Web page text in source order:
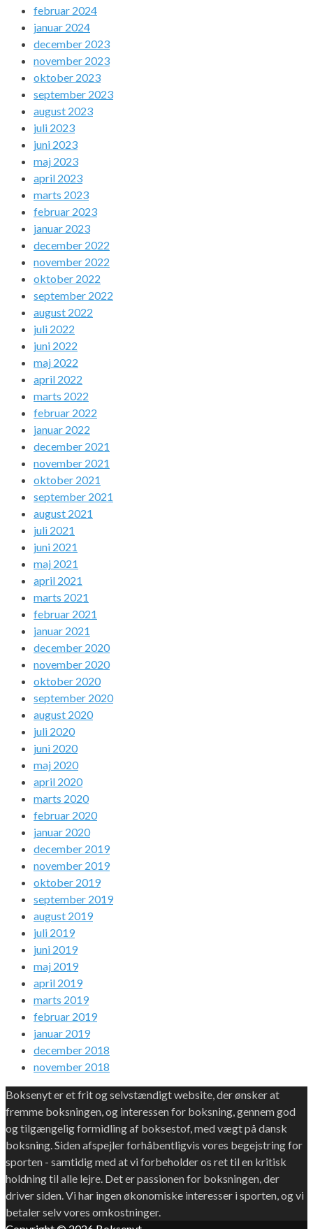
februar 2024
januar 2024
december 2023
november 2023
oktober 2023
september 2023
august 2023
juli 2023
juni 2023
maj 2023
april 2023
marts 2023
februar 2023
januar 2023
december 2022
november 2022
oktober 2022
september 2022
august 2022
juli 2022
juni 2022
maj 2022
april 2022
marts 2022
februar 2022
januar 2022
december 2021
november 2021
oktober 2021
september 2021
august 2021
juli 2021
juni 2021
maj 2021
april 2021
marts 2021
februar 2021
januar 2021
december 2020
november 2020
oktober 2020
september 2020
august 2020
juli 2020
juni 2020
maj 2020
april 2020
marts 2020
februar 2020
januar 2020
december 2019
november 2019
oktober 2019
september 2019
august 2019
juli 2019
juni 2019
maj 2019
april 2019
marts 2019
februar 2019
januar 2019
december 2018
november 2018
Boksenyt er et frit og selvstændigt website, der ønsker at
fremme boksningen, og interessen for boksning, gennem god
og tilgængelig formidling af boksestof, med vægt på dansk
boksning. Siden afspejler forhåbentligvis vores begejstring for
sporten - samtidig med at vi forbeholder os ret til en kritisk
holdning til alle lejre. Det er passionen for boksningen, der
driver siden. Vi har ingen økonomiske interesser i sporten, og vi
betaler selv vores omkostninger.